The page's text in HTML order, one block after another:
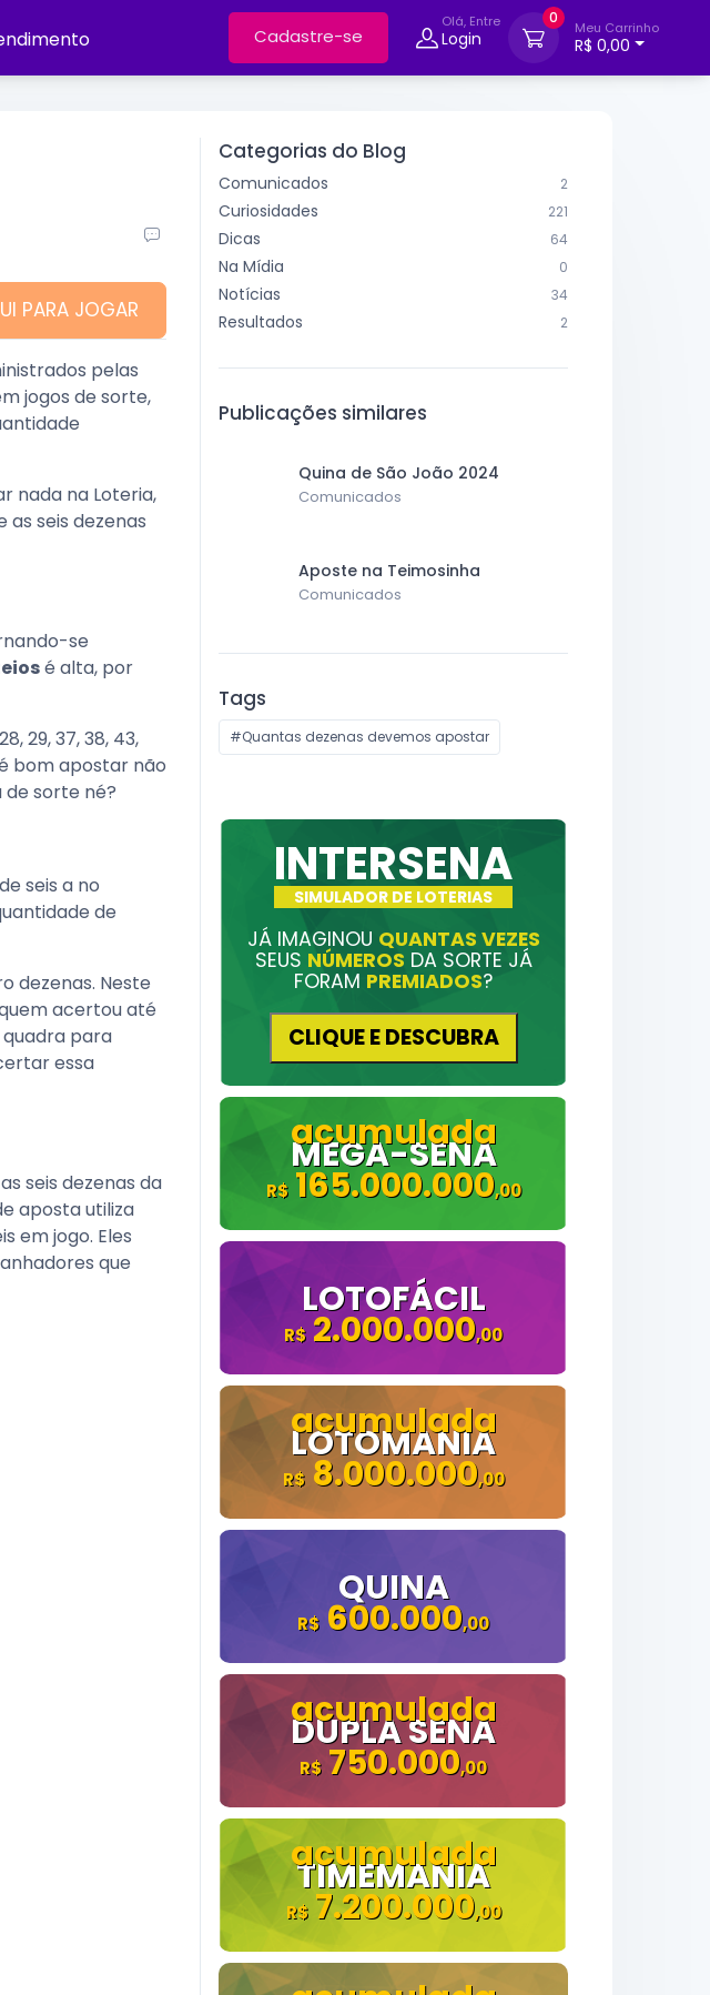
Cadastre-se
Olá, Entre
Login
0
Meu Carrinho
R$ 0,00
PARA JOGAR
pelas
jogos de sorte,
nada na Loteria,
as seis dezenas
se
é alta, por
29, 37, 38, 43,
bom apostar não
de sorte né?
seis a no
de
dezenas. Neste
acertou até
para
essa
seis dezenas da
aposta utiliza
em jogo. Eles
que
Categorias do Blog
Comunicados 2
Curiosidades 221
Dicas 64
Na Mídia 0
Notícias 34
Resultados 2
Publicações similares
Quina de São João 2024
Comunicados
Aposte na Teimosinha
Comunicados
Tags
#Quantas dezenas devemos apostar
INTERSENA
SIMULADOR DE LOTERIAS
JÁ IMAGINOU QUANTAS VEZES
SEUS NÚMEROS DA SORTE JÁ
FORAM PREMIADOS?
CLIQUE E DESCUBRA
MEGA-SENA
165.000.000
LOTOFÁCIL
2.000.000
LOTOMANIA
8.000.000
QUINA
600.000
DUPLA SENA
750.000
TIMEMANIA
7.200.000